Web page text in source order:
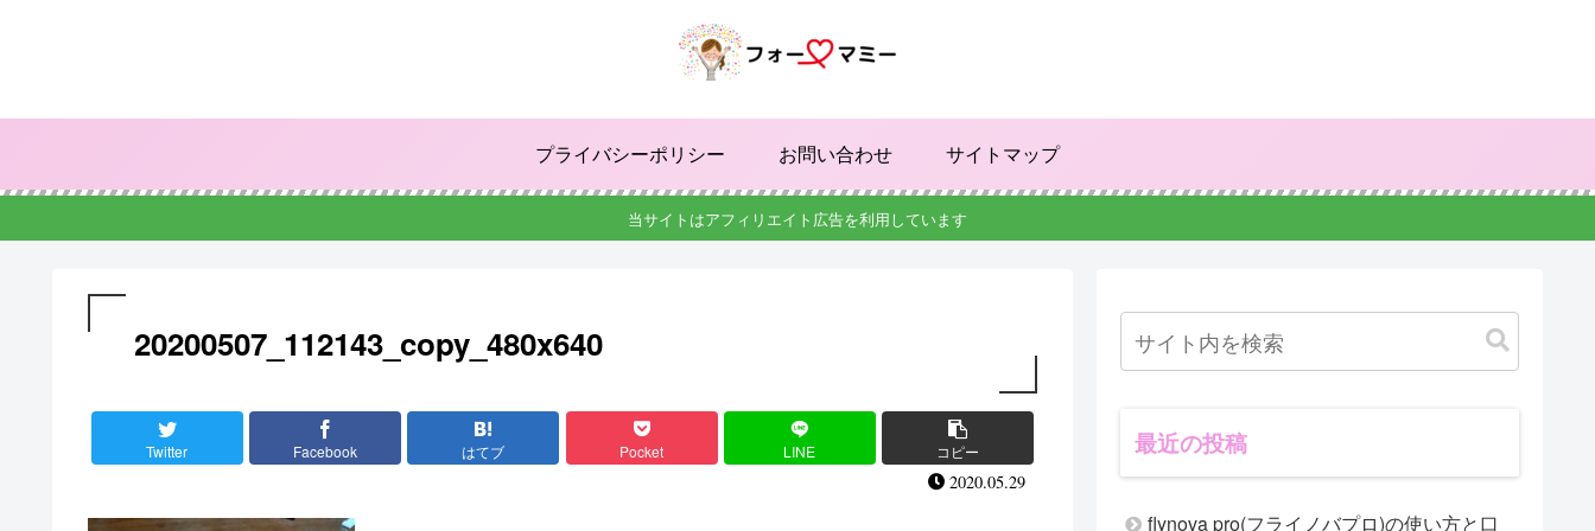
プライバシーポリシー お問い合わせ サイトマップ
当サイトはアフィリエイト広告を利用しています
20200507_112143_copy_480x640
Twitter Facebook はてブ Pocket LINE コピー
2020.05.29
最近の投稿
flynova pro(フライノバプロ)の使い方と口